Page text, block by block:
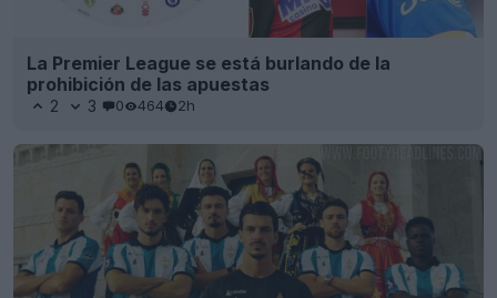
La Premier League se está burlando de la
prohibición de las apuestas
2 3 0 464 2h